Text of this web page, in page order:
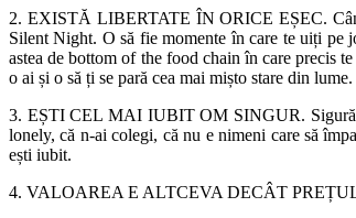
2. EXISTĂ LIBERTATE ÎN ORICE EȘEC.
Silent Night. O să fie momente în care te uiți pe
astea de bottom of the food chain în care precis
o ai și o să ți se pară cea mai mișto stare din lume.
3. EȘTI CEL MAI IUBIT OM SINGUR.
lonely, că n-ai colegi, că nu e nimeni care să
ești iubit.
4. VALOAREA E ALTCEVA DECÂT PREȚUL.